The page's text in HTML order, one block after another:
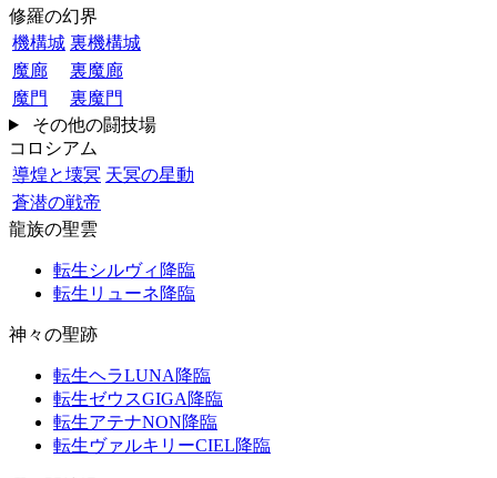
修羅の幻界
機構城 裏機構城
魔廊
裏魔廊
魔門
裏魔門
その他の闘技場
コロシアム
導煌と壊冥 天冥の星動
蒼潜の戦帝
龍族の聖雲
転生シルヴィ降臨
転生リューネ降臨
神々の聖跡
転生ヘラLUNA降臨
転生ゼウスGIGA降臨
転生アテナNON降臨
転生ヴァルキリーCIEL降臨